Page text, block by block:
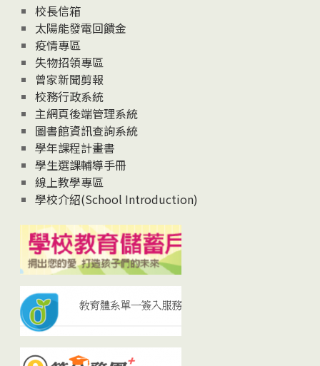
校長信箱
太陽能發電回饋金
疫情專區
失物招領專區
曾家新聞剪報
校務行政系統
主網頁後端管理系統
圖書館資訊查詢系統
學年課程計畫書
學生選課輔導手冊
線上教學專區
學校介紹(School Introduction)